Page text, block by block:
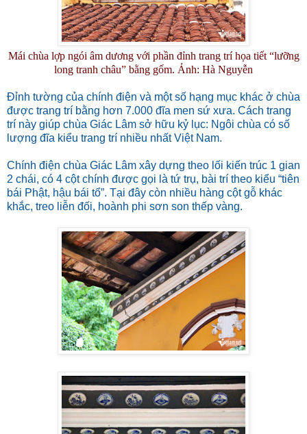
Mái chùa lợp ngói âm dương với phần đỉnh trang trí họa tiết “lưỡng
long tranh châu” bằng gốm. Ảnh: Hà Nguyễn
Đỉnh tường của chính điện và một số hạng mục khác ở chùa
được trang trí bằng hơn 7.000 đĩa men sứ xưa. Cách trang
trí này giúp chùa Giác Lâm sở hữu kỷ lục: Ngôi chùa có số
lượng đĩa kiểu trang trí nhiều nhất Việt Nam.
Chính điện chùa Giác Lâm xây dựng theo lối kiến trúc 1 gian
2 chái, có 4 cột chính được gọi là tứ trụ, bài trí theo kiểu “tiên
bái Phật, hậu bái tổ”. Tại đây còn nhiều hàng cột gỗ khác
khắc, treo liễn đối, hoành phi sơn son thếp vàng.